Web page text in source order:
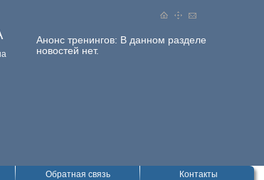
Анонс тренингов: В данном разделе
новостей нет.
Обратная связь Контакты